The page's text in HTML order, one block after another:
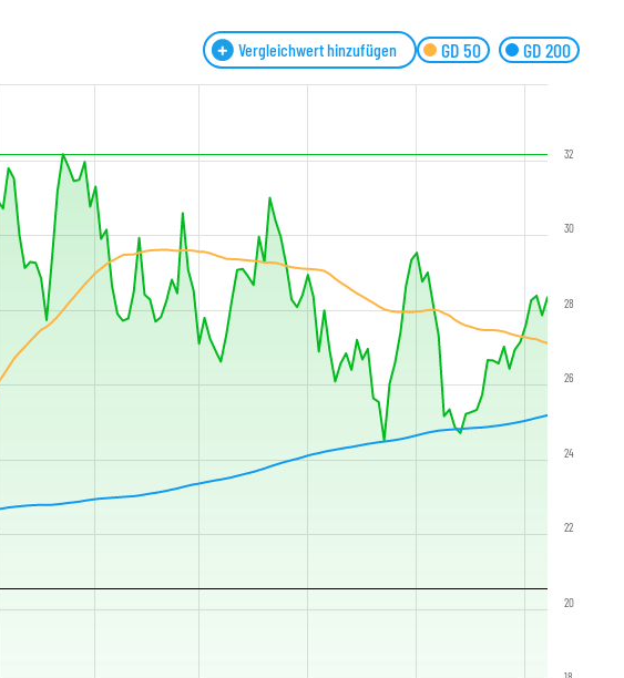
Vergleichwert hinzufügen GD 50 GD 200
20
22
24
26
28
30
32